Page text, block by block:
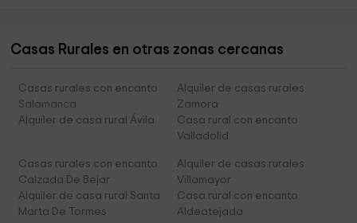
Casas Rurales en otras zonas cercanas
Casas rurales con encanto
Salamanca
Alquiler de casas rurales
Zamora
Alquiler de casa rural Ávila
Casa rural con encanto
Valladolid
Casas rurales con encanto
Calzada De Bejar
Alquiler de casas rurales
Villamayor
Alquiler de casa rural Santa
Marta De Tormes
Casa rural con encanto
Aldeatejada